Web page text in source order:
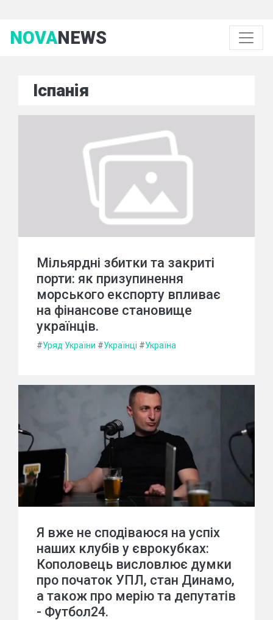
NOVANEWS
Іспанія
Мільярдні збитки та закриті
порти: як призупинення
морського експорту впливає
на фінансове становище
українців.
#Уряд України #Українці #Україна
Я вже не сподіваюся на успіх
наших клубів у єврокубках:
Кополовець висловлює думки
про початок УПЛ, стан Динамо,
а також про мерію та депутатів
- Футбол24.